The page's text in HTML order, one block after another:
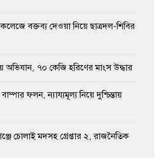
বক্তব্য দেওয়া নিয়ে ছাত্রদল-শিবির
অভিযান, ৭০ কেজি হরিণের মাংস উদ্ধার
ফলন, ন্যায্যমূল্য নিয়ে দুশ্চিন্তায়
চোলাই মদসহ গ্রেপ্তার ২, রাজনৈতিক